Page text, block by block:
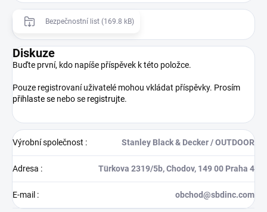
Bezpečnostní list (169.8 kB)
Diskuze
Buďte první, kdo napíše příspěvek k této položce.
Pouze registrovaní uživatelé mohou vkládat příspěvky. Prosím
přihlaste se nebo se registrujte.
Výrobní společnost : Stanley Black & Decker / OUTDOOR
Adresa : Türkova 2319/5b, Chodov, 149 00 Praha 4
E-mail : obchod@sbdinc.com